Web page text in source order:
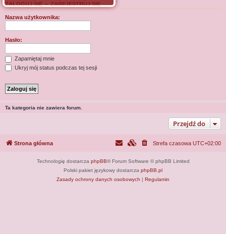
ZALOGUJ SIĘ•ZAREJESTRUJ SIĘ
Nazwa użytkownika:
Hasło:
Zapamiętaj mnie
Ukryj mój status podczas tej sesji
Ta kategoria nie zawiera forum.
Przejdź do
Strona główna Strefa czasowa UTC+02:00
Technologię dostarcza phpBB® Forum Software © phpBB Limited
Polski pakiet językowy dostarcza phpBB.pl
Zasady ochrony danych osobowych | Regulamin